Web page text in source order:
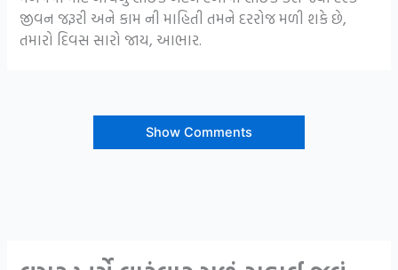
જીવન જરૂરી અને કામ ની માહિતી તમને દરરોજ મળી શકે છે,
તમારો દિવસ સારો જાય, આભાર.
Show Comments